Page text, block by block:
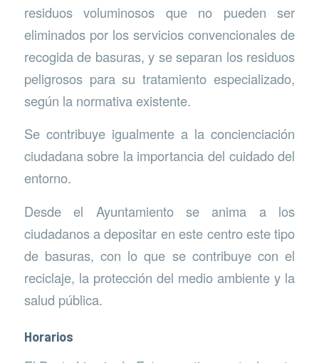
residuos voluminosos que no pueden ser
eliminados por los servicios convencionales de
recogida de basuras, y se separan los residuos
peligrosos para su tratamiento especializado,
según la normativa existente.
Se contribuye igualmente a la concienciación
ciudadana sobre la importancia del cuidado del
entorno.
Desde el Ayuntamiento se anima a los
ciudadanos a depositar en este centro este tipo
de basuras, con lo que se contribuye con el
reciclaje, la protección del medio ambiente y la
salud pública.
Horarios